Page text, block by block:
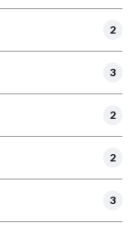
2
3
2
2
3